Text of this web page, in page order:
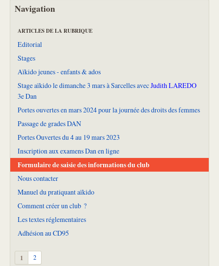
Navigation
ARTICLES DE LA RUBRIQUE
Editorial
Stages
Aïkido jeunes - enfants & ados
Stage aïkido le dimanche 3 mars à Sarcelles avecJudith LAREDO
3e Dan
Portes ouvertes en mars 2024 pour la journée des droits des femmes
Passage de grades DAN
Portes Ouvertes du 4 au 19 mars 2023
Inscription aux examens Dan en ligne
Formulaire de saisie des informations du club
Nous contacter
Manuel du pratiquant aïkido
Comment créer un club ?
Les textes réglementaires
Adhésion au CD95
1 2